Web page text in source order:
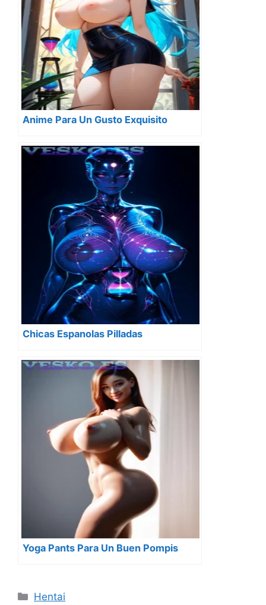
Anime Para Un Gusto Exquisito
Chicas Espanolas Pilladas
Yoga Pants Para Un Buen Pompis
Categorías
Hentai